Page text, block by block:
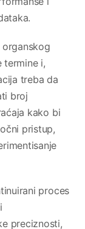
termine i,
treba da
broj
kako bi
pristup,
proces
preciznosti,